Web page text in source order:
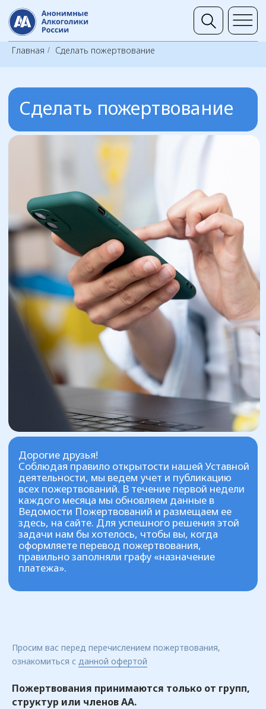
Группы
Главная / Сделать пожертвование
Дорогие друзья!
Соблюдая правило открытости нашей Уставной
деятельности, мы ведем учет и публикацию
всех пожертвований. В течение первой недели
каждого месяца мы обновляем данные в
Ведомости Пожертвований и размещаем ее
здесь, на сайте. Для успешного решения этой
задачи нам бы хотелось, чтобы вы, когда
оформляете перевод пожертвования,
правильно заполняли графу «назначение
Просим вас перед перечислением пожертвования,
ознакомиться с данной офертой
Пожертвования принимаются только от групп,
структур или членов АА.